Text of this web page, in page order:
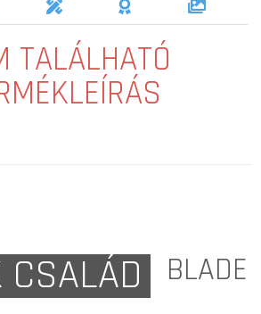
TALÁLHATÓ
CSALÁD BLADE